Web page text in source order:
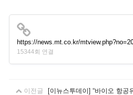
https://news.mt.co.kr/
15344회 연결
이전글